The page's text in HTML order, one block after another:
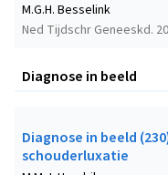
Ned Tijdschr Geneeskd.
M.G.H. Besselink
Diagnose in beeld
Diagnose in beeld
schouderluxatie